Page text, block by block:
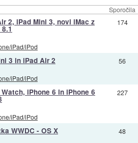
Sporočila
2, iPad Mini 3, novi iMac z
iPad/iPod
174
3 in iPad Air 2
iPad/iPod
56
iPhone 6 in iPhone 6
iPad/iPod
227
WWDC - OS X 48